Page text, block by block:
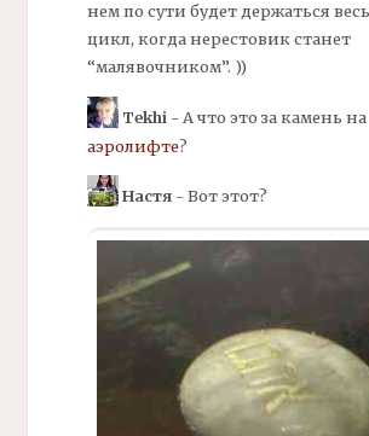
нем по сути будет держаться
цикл, когда нерестовик станет
“малявочником”. ))
Tekhi- А что это за камень на
аэролифте?
Настя- Вот этот?